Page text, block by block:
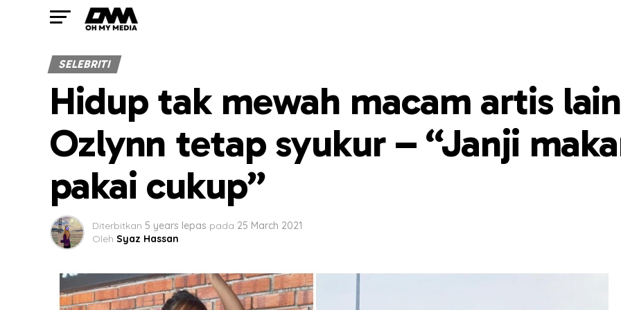
SELEBRITI
Hidup tak mewah macam artis
Ozlynn tetap syukur – “Janji
pakai cukup”
Diterbitkan 5 years lepas pada 25 March 2021
Oleh Syaz Hassan